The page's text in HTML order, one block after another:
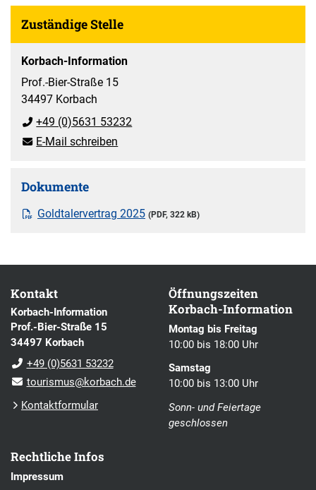
Zuständige Stelle
Korbach-Information
Prof.-Bier-Straße 15
34497 Korbach
+49 (0)5631 53232
E-Mail schreiben
Dokumente
Goldtalervertrag 2025 (PDF, 322 kB)
Kontakt
Korbach-Information
Prof.-Bier-Straße 15
34497 Korbach
+49 (0)5631 53232
tourismus@korbach.de
Kontaktformular
Öffnungszeiten
Korbach-Information
Montag bis Freitag
10:00 bis 18:00 Uhr
Samstag
10:00 bis 13:00 Uhr
Sonn- und Feiertage
geschlossen
Rechtliche Infos
Impressum